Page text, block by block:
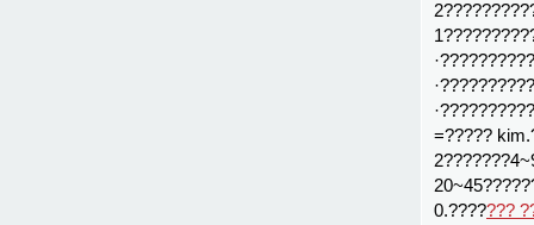
=?????
0.???????